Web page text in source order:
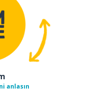
anlasın